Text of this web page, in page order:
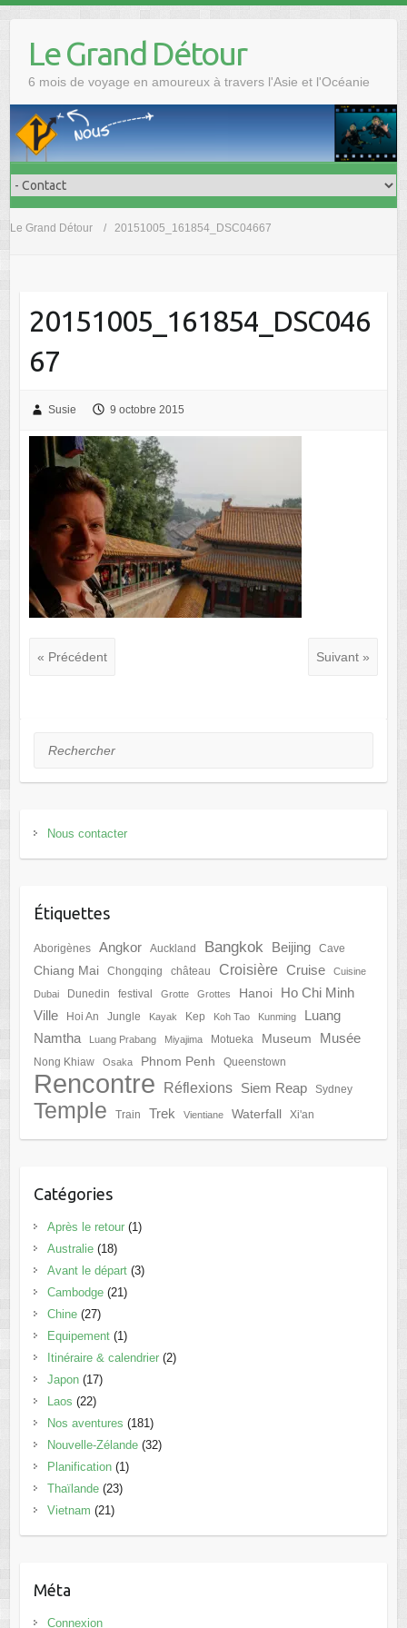
Le Grand Détour
6 mois de voyage en amoureux à travers l'Asie et l'Océanie
Le Grand Détour 20151005_161854_DSC04667
20151005_161854_DSC046
67
Susie 9 octobre 2015
« Précédent Suivant »
Rechercher
Nous contacter
Étiquettes
Aborigènes Angkor Auckland Bangkok Beijing Cave
Chiang Mai Chongqing château Croisière Cruise Cuisine
Dubai Dunedin festival Grotte Grottes Hanoi
Ho Chi Minh
Ville
Hoi An Jungle Kayak Kep Koh Tao Kunming
Luang
Namtha
Luang Prabang Miyajima Motueka Museum Musée
Nong Khiaw Osaka Phnom Penh Queenstown
Rencontre Réflexions Siem Reap Sydney
Temple Train Trek Vientiane Waterfall Xi'an
Catégories
Après le retour(1)
Australie(18)
Avant le départ(3)
Cambodge(21)
Chine(27)
Equipement(1)
Itinéraire & calendrier(2)
Japon(17)
Laos (22)
Nos aventures (181)
Nouvelle-Zélande(32)
Planification(1)
Thaïlande(23)
Vietnam (21)
Méta
Connexion